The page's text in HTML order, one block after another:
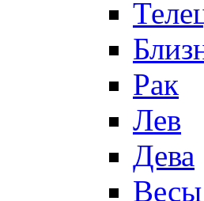
Рак
Лев
Дева
Весы